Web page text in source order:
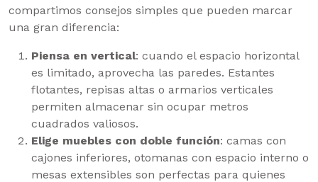
compartimos consejos simples que pueden marcar
una gran diferencia:
Piensa en vertical: cuando el espacio horizontal
es limitado, aprovecha las paredes. Estantes
flotantes, repisas altas o armarios verticales
permiten almacenar sin ocupar metros
cuadrados valiosos.
Elige muebles con doble función: camas con
cajones inferiores, otomanas con espacio interno o
mesas extensibles son perfectas para quienes